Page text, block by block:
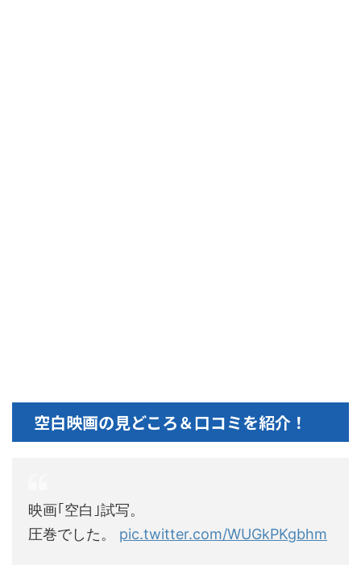
空白映画の見どころ＆口コミを紹介！
映画｢空白｣試写。
圧巻でした。 pic.twitter.com/WUGkPKgbhm